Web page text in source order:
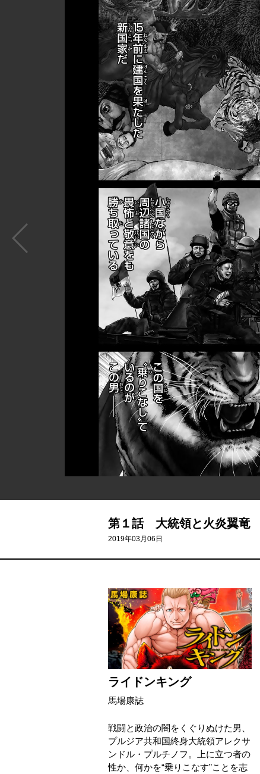
第１話 大統領と火炎翼竜
2019年03月06日
ライドンキング
馬場康誌
戦闘と政治の闇をくぐりぬけた男、
プルジア共和国終身大統領アレクサ
ンドル・プルチノフ。上に立つ者の
性か、何かを“乗りこなす”ことを志